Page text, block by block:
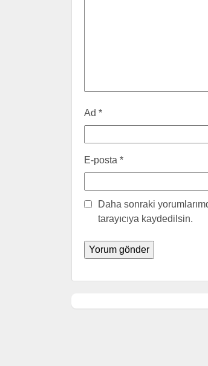
Ad *
E-posta *
Daha sonraki
tarayıcıya kaydedilsin.